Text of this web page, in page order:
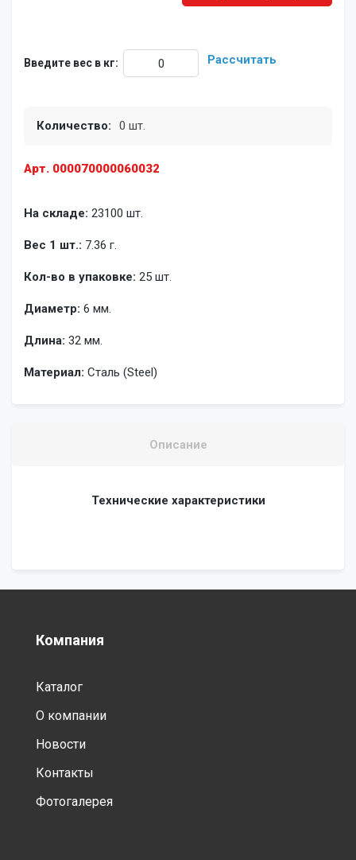
Арт. 000070000060032
На складе: 23100 шт.
Вес 1 шт.: 7.36 г.
Кол-во в упаковке: 25 шт.
Диаметр: 6 мм.
Длина: 32 мм.
Материал: Сталь (Steel)
Введите вес в кг: Рассчитать
Количество: 0 шт.
Описание
Технические характеристики
Компания
Каталог
О компании
Новости
Контакты
Фотогалерея